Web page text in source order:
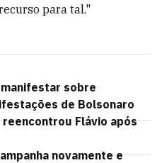
para tal."
manifestar sobre
de Bolsonaro
Flávio após
novamente e